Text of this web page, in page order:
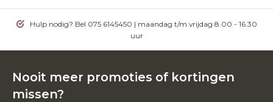
Hulp nodig? Bel 075 6145450 | maandag t/m vrijdag 8.00 - 16.30
uur
Nooit meer promoties of kortingen
missen?